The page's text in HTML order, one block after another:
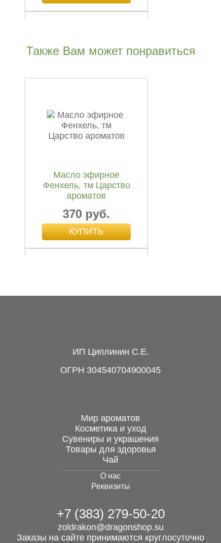
Зеленый китайский чай
"Онко", 20...
Зеленый китайский чай
"Здоровые...
119 руб.
Также Вам может понравиться
Масло эфирное
Фенхель, тм Царство
ароматов
370 руб.
полуковка, 85 мм
Масло эфирное
Полынь лимонная 10
мл, тм...
ИП Циплинин С.Е.
ОГРН 304540704900045
Мир ароматов
Косметика и уход
Сувениры и украшения
Товары для здоровья
Чай
О нас
Реквизиты
+7 (383) 279-50-20
zoldrakon@dragonshop.su
Заказы на сайте принимаются круглосуточно